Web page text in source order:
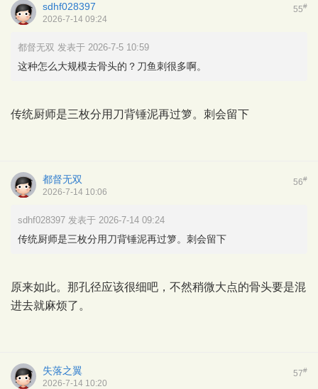
55#
sdhf028397
2026-7-14 09:24
都督无双 发表于 2026-7-5 10:59
这种怎么大规模去骨头的？刀鱼刺很多啊。
传统厨师是三枚分用刀背锤泥再过箩。刺会留下
56#
都督无双
2026-7-14 10:06
sdhf028397 发表于 2026-7-14 09:24
传统厨师是三枚分用刀背锤泥再过箩。刺会留下
原来如此。那孔径应该很细吧，不然稍微大点的骨头要是混
进去就麻烦了。
57#
失落之翼
2026-7-14 10:20